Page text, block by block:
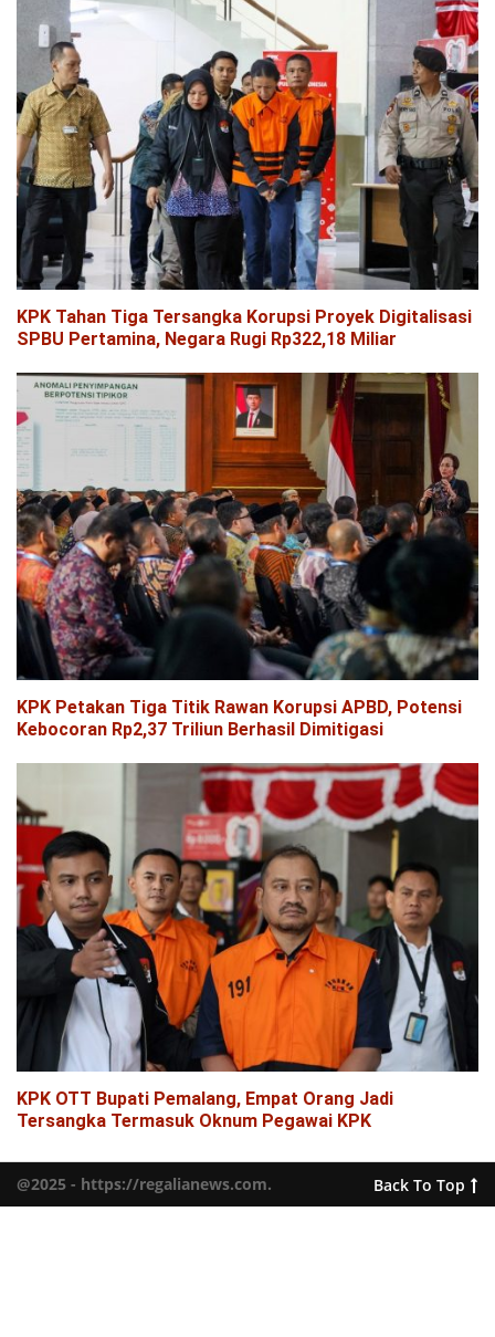
KPK Tahan Tiga Tersangka Korupsi Proyek Digitalisasi
SPBU Pertamina, Negara Rugi Rp322,18 Miliar
KPK Petakan Tiga Titik Rawan Korupsi APBD, Potensi
Kebocoran Rp2,37 Triliun Berhasil Dimitigasi
KPK OTT Bupati Pemalang, Empat Orang Jadi
Tersangka Termasuk Oknum Pegawai KPK
@2025 - https://regalianews.com. Back To Top